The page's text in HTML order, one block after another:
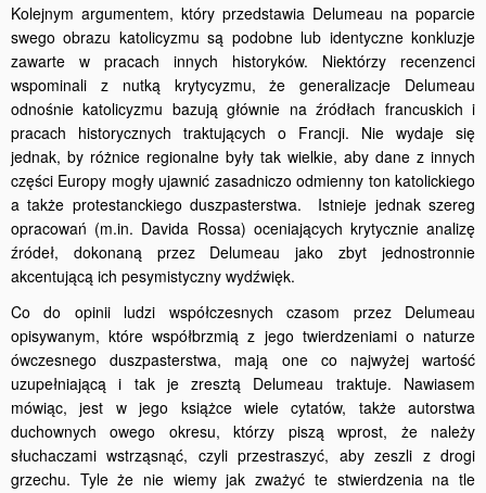
Kolejnym argumentem, który przedstawia Delumeau na poparcie
swego obrazu katolicyzmu są podobne lub identyczne konkluzje
zawarte w pracach innych historyków. Niektórzy recenzenci
wspominali z nutką krytycyzmu, że generalizacje Delumeau
odnośnie katolicyzmu bazują głównie na źródłach francuskich i
pracach historycznych traktujących o Francji. Nie wydaje się
jednak, by różnice regionalne były tak wielkie, aby dane z innych
części Europy mogły ujawnić zasadniczo odmienny ton katolickiego
a także protestanckiego duszpasterstwa. Istnieje jednak szereg
opracowań (m.in. Davida Rossa) oceniających krytycznie analizę
źródeł, dokonaną przez Delumeau jako zbyt jednostronnie
akcentującą ich pesymistyczny wydźwięk.
Co do opinii ludzi współczesnych czasom przez Delumeau
opisywanym, które współbrzmią z jego twierdzeniami o naturze
ówczesnego duszpasterstwa, mają one co najwyżej wartość
uzupełniającą i tak je zresztą Delumeau traktuje. Nawiasem
mówiąc, jest w jego książce wiele cytatów, także autorstwa
duchownych owego okresu, którzy piszą wprost, że należy
słuchaczami wstrząsnąć, czyli przestraszyć, aby zeszli z drogi
grzechu. Tyle że nie wiemy jak zważyć te stwierdzenia na tle